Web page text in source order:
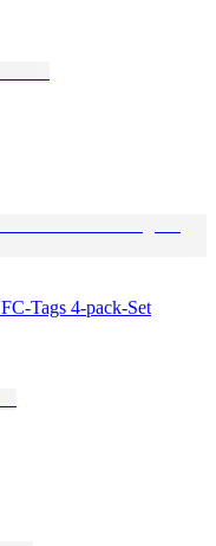
Tags 4-pack-Set